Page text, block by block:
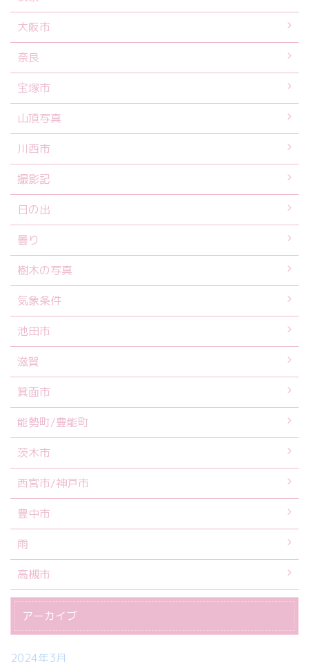
大阪市
奈良
宝塚市
山頂写真
川西市
撮影記
日の出
曇り
樹木の写真
気象条件
池田市
滋賀
箕面市
能勢町/豊能町
茨木市
西宮市/神戸市
豊中市
雨
高槻市
アーカイブ
2024年3月